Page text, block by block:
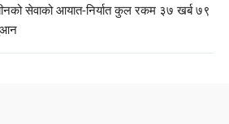
सेवाको आयात-निर्यात कुल रकम ३७ खर्ब ७९